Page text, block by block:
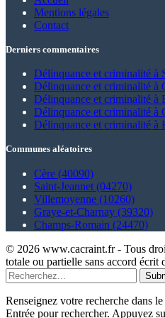
Mentions légales
Contact
Derniers commentaires
Délinquance et criminalité à
Délinquance et criminalité à
Délinquance et criminalité à
Délinquance et criminalité à
Délinquance et criminalité à
Communes aléatoires
Cère (40090)
Saint-Jeannet (04270)
Villemoyenne (10260)
Graye-et-Charnay (39320)
Champs-Romain (24470)
© 2026 www.cacraint.fr - Tous
totale ou partielle sans accord écrit
Renseignez votre recherche dans
Entrée pour rechercher. Appuyez